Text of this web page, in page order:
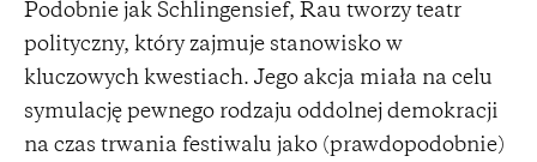
Podobnie jak Schlingensief, Rau tworzy teatr
polityczny, który zajmuje stanowisko w
kluczowych kwestiach. Jego akcja miała na celu
symulację pewnego rodzaju oddolnej demokracji
na czas trwania festiwalu jako (prawdopodobnie)